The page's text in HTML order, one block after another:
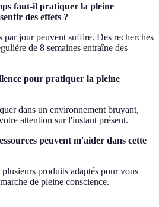
faut-il pratiquer la pleine
des effets ?
par jour peuvent suffire. Des recherches
de 8 semaines entraîne des
pour pratiquer la pleine
dans un environnement bruyant,
attention sur l'instant présent.
peuvent m'aider dans cette
produits adaptés pour vous
de pleine conscience.